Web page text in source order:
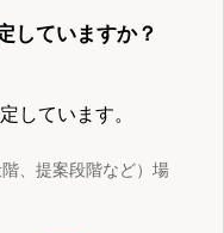
していますか？
しています。
、提案段階など）場